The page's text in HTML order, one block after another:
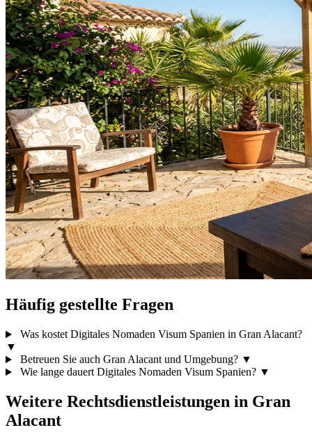
Häufig gestellte Fragen
Was kostet Digitales Nomaden Visum Spanien in Gran Alacant?
▼
Betreuen Sie auch Gran Alacant und Umgebung? ▼
Wie lange dauert Digitales Nomaden Visum Spanien? ▼
Weitere Rechtsdienstleistungen in Gran
Alacant